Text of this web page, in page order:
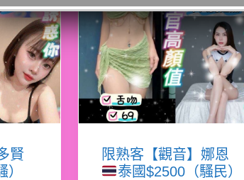
賢
限熟客【觀音】娜恩
泰國$2500（騷民）